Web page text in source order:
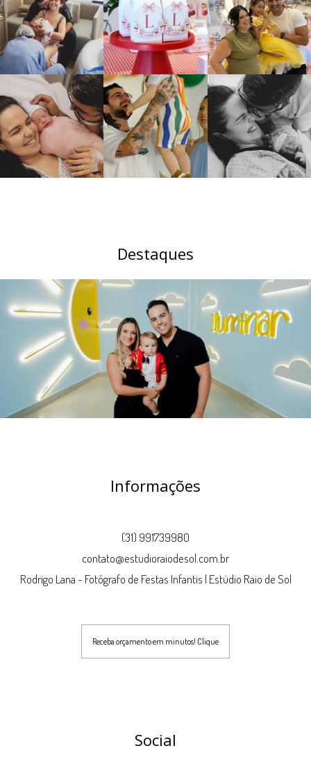
Destaques
Informações
(31) 991739980
contato@estudioraiodesol.com.br
Rodrigo Lana - Fotógrafo de Festas Infantis | Estúdio Raio de Sol
Receba orçamento em minutos! Clique
Social